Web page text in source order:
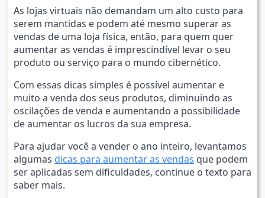
As lojas virtuais não demandam um alto custo para
serem mantidas e podem até mesmo superar as
vendas de uma loja física, então, para quem quer
aumentar as vendas é imprescindível levar o seu
produto ou serviço para o mundo cibernético.
Com essas dicas simples é possível aumentar e
muito a venda dos seus produtos, diminuindo as
oscilações de venda e aumentando a possibilidade
de aumentar os lucros da sua empresa.
Para ajudar você a vender o ano inteiro, levantamos
algumas dicas para aumentar as vendas que podem
ser aplicadas sem dificuldades, continue o texto para
saber mais.